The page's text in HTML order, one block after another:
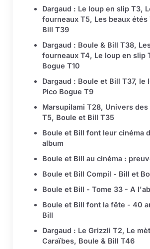
Dargaud : Le loup en slip T3,
fourneaux T5, Les beaux étés
Bill T39
Dargaud : Boule & Bill T38,
fourneaux T4, Le loup en slip
Bogue T10
Dargaud : Boule et Bill T37, le
Pico Bogue T9
Marsupilami T28, Univers
T5, Boule et Bill T35
Boule et Bill font leur cinéma
album
Boule et Bill au cinéma :
Boule et Bill Compil - Bill et
Boule et Bill - Tome 33 - A
Boule et Bill font la fête - 40
Bill
Dargaud : Le Grizzli T2, Le
Caraïbes, Boule & Bill T46